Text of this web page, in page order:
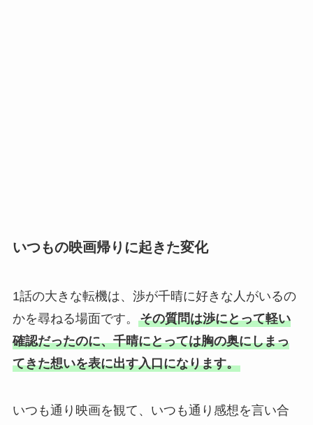
いつもの映画帰りに起きた変化
1話の大きな転機は、渉が千晴に好きな人がいるの
かを尋ねる場面です。 その質問は渉にとって軽い
確認だったのに、千晴にとっては胸の奥にしまっ
てきた想いを表に出す入口になります。
いつも通り映画を観て、いつも通り感想を言い合